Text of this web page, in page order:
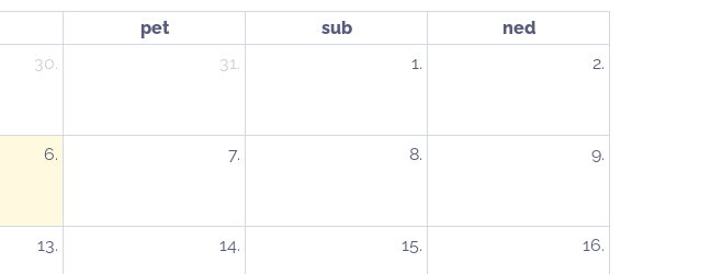
pet sub
ned
30. 31. 1. 2.
6. 7. 8. 9.
13. 14. 15. 16.